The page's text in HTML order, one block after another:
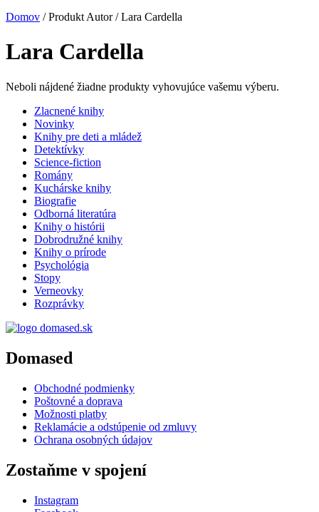
Domov / Produkt Autor / Lara Cardella
Lara Cardella
Neboli nájdené žiadne produkty vyhovujúce vašemu výberu.
Zlacnené knihy
Novinky
Knihy pre deti a mládež
Detektívky
Science-fiction
Romány
Kuchárske knihy
Biografie
Odborná literatúra
Knihy o histórii
Dobrodružné knihy
Knihy o prírode
Psychológia
Stopy
Verneovky
Rozprávky
Domased
Obchodné podmienky
Poštovné a doprava
Možnosti platby
Reklamácie a odstúpenie od zmluvy
Ochrana osobných údajov
Zostaňme v spojení
Instagram